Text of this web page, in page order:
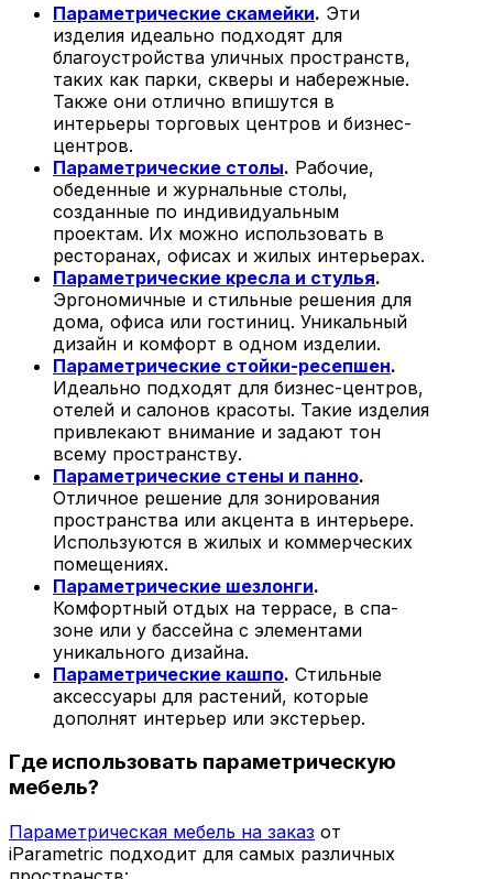
Параметрические скамейки. Эти
изделия идеально подходят для
благоустройства уличных пространств,
таких как парки, скверы и набережные.
Также они отлично впишутся в
интерьеры торговых центров и бизнес-
центров.
Параметрические столы. Рабочие,
обеденные и журнальные столы,
созданные по индивидуальным
проектам. Их можно использовать в
ресторанах, офисах и жилых интерьерах.
Параметрические кресла и стулья.
Эргономичные и стильные решения для
дома, офиса или гостиниц. Уникальный
дизайн и комфорт в одном изделии.
Параметрические стойки-ресепшен.
Идеально подходят для бизнес-центров,
отелей и салонов красоты. Такие изделия
привлекают внимание и задают тон
всему пространству.
Параметрические стены и панно.
Отличное решение для зонирования
пространства или акцента в интерьере.
Используются в жилых и коммерческих
помещениях.
Параметрические шезлонги.
Комфортный отдых на террасе, в спа-
зоне или у бассейна с элементами
уникального дизайна.
Параметрические кашпо. Стильные
аксессуары для растений, которые
дополнят интерьер или экстерьер.
Где использовать параметрическую
мебель?
Параметрическая мебель на заказ от
iParametric подходит для самых различных